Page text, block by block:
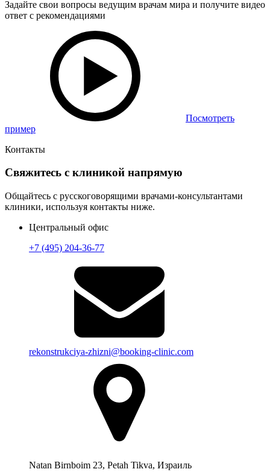
Задайте свои вопросы ведущим врачам мира и получите видео
ответ с рекомендациями
Посмотреть
пример
Контакты
Свяжитесь с клиникой напрямую
Общайтесь с русскоговорящими врачами-консультантами
клиники, используя контакты ниже.
Центральный офис
+7 (495) 204-36-77
rekonstrukciya-zhizni@booking-clinic.com
Natan Birnboim 23, Petah Tikva, Израиль